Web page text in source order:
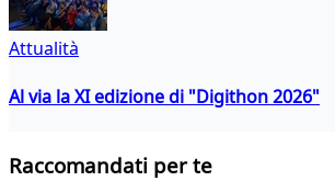
Attualità
Al via la XI edizione di "Digithon 2026"
Raccomandati per te